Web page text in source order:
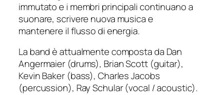
immutato e i membri principali continuano a
suonare, scrivere nuova musica e
mantenere il flusso di energia.
La band è attualmente composta da Dan
Angermaier (drums), Brian Scott (guitar),
Kevin Baker (bass), Charles Jacobs
(percussion), Ray Schular (vocal / acoustic).